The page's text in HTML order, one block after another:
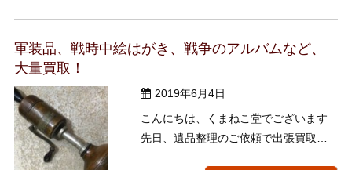
以前の投稿で、日中戦争期の額装品に
軍装品、戦時中絵はがき、戦争のアルバムなど、
大量買取！
2019年6月4日
こんにちは、くまねこ堂でございます
先日、遺品整理のご依頼で出張買取に